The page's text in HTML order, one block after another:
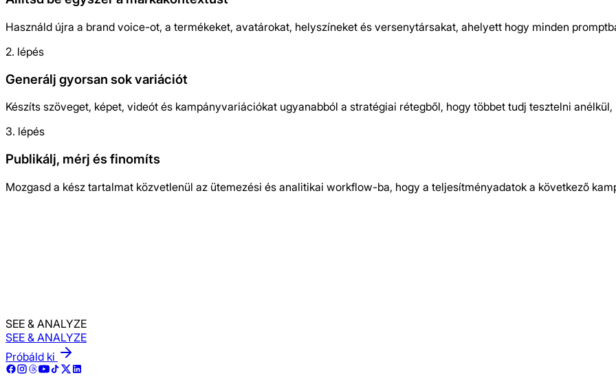
Használd újra a brand voice-ot, a termékeket, avatárokat, helyszíneket és versenytársakat, ahelyett hogy minden
2. lépés
Generálj gyorsan sok variációt
Készíts szöveget, képet, videót és kampányvariációkat ugyanabból a stratégiai rétegből, hogy többet tudj tesztelni
3. lépés
Publikálj, mérj és finomíts
Mozgasd a kész tartalmat közvetlenül az ütemezési és analitikai workflow-ba, hogy a teljesítményadatok a következő
SEE & ANALYZE
SEE & ANALYZE
Próbáld ki